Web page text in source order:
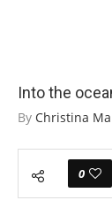
Into the
By Christina
0